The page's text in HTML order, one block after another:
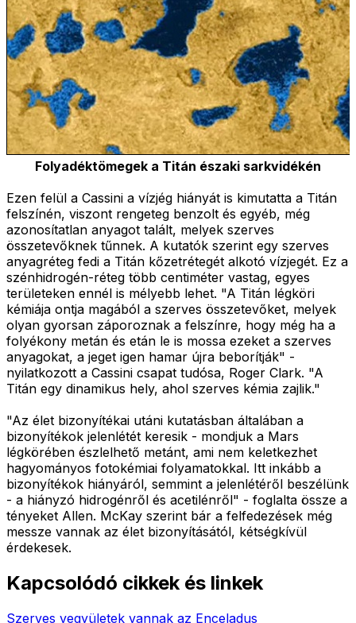
Folyadéktömegek a Titán északi sarkvidékén
Ezen felül a Cassini a vízjég hiányát is kimutatta a Titán
felszínén, viszont rengeteg benzolt és egyéb, még
azonosítatlan anyagot talált, melyek szerves
összetevőknek tűnnek. A kutatók szerint egy szerves
anyagréteg fedi a Titán kőzetrétegét alkotó vízjegét. Ez a
szénhidrogén-réteg több centiméter vastag, egyes
területeken ennél is mélyebb lehet. "A Titán légköri
kémiája ontja magából a szerves összetevőket, melyek
olyan gyorsan záporoznak a felszínre, hogy még ha a
folyékony metán és etán le is mossa ezeket a szerves
anyagokat, a jeget igen hamar újra beborítják" -
nyilatkozott a Cassini csapat tudósa, Roger Clark. "A
Titán egy dinamikus hely, ahol szerves kémia zajlik."
"Az élet bizonyítékai utáni kutatásban általában a
bizonyítékok jelenlétét keresik - mondjuk a Mars
légkörében észlelhető metánt, ami nem keletkezhet
hagyományos fotokémiai folyamatokkal. Itt inkább a
bizonyítékok hiányáról, semmint a jelenlétéről beszélünk
- a hiányzó hidrogénről és acetilénről" - foglalta össze a
tényeket Allen. McKay szerint bár a felfedezések még
messze vannak az élet bizonyításától, kétségkívül
érdekesek.
Kapcsolódó cikkek és linkek
Szerves vegyületek vannak az Enceladus